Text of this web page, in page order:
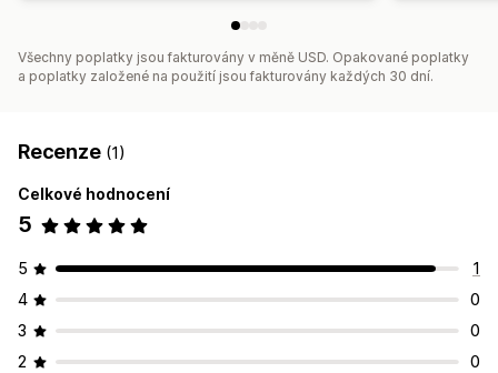
Všechny poplatky jsou fakturovány v měně USD. Opakované poplatky
a poplatky založené na použití jsou fakturovány každých 30 dní.
Recenze (1)
Celkové hodnocení
5
5
1
4
0
3
0
2
0